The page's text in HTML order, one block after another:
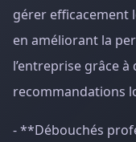
gérer efficacement
en améliorant la
l’entreprise grâce à
recommandations
- **Débouchés